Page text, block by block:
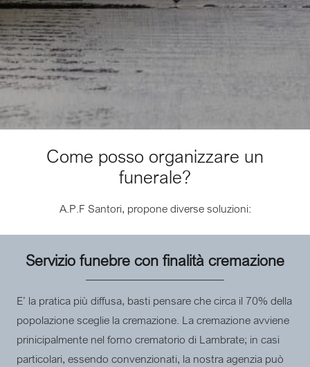
Come posso organizzare un
funerale?
A.P.F Santori, propone diverse soluzioni:
Servizio funebre con finalità cremazione
E’ la pratica più diffusa, basti pensare che circa il 70% della
popolazione sceglie la cremazione. La cremazione avviene
prinicipalmente nel forno crematorio di Lambrate; in casi
particolari, essendo convenzionati, la nostra agenzia può